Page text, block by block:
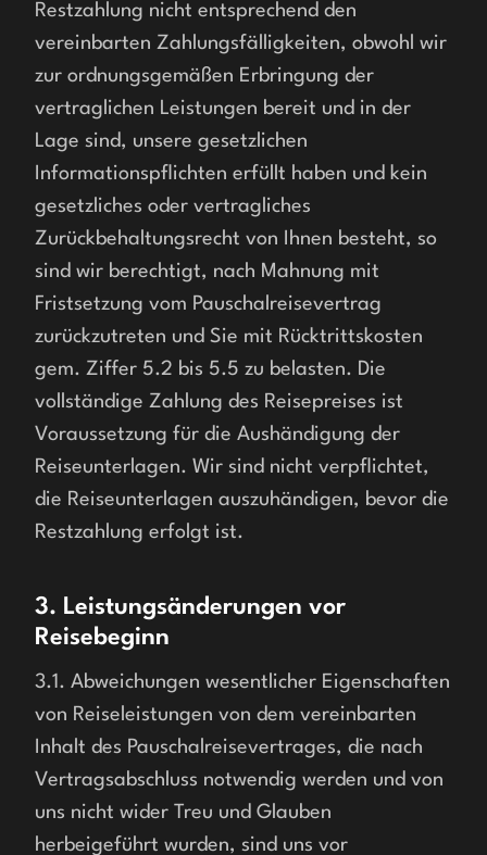
Restzahlung nicht entsprechend den
vereinbarten Zahlungsfälligkeiten, obwohl wir
zur ordnungsgemäßen Erbringung der
vertraglichen Leistungen bereit und in der
Lage sind, unsere gesetzlichen
Informationspflichten erfüllt haben und kein
gesetzliches oder vertragliches
Zurückbehaltungsrecht von Ihnen besteht, so
sind wir berechtigt, nach Mahnung mit
Fristsetzung vom Pauschalreisevertrag
zurückzutreten und Sie mit Rücktrittskosten
gem. Ziffer 5.2 bis 5.5 zu belasten. Die
vollständige Zahlung des Reisepreises ist
Voraussetzung für die Aushändigung der
Reiseunterlagen. Wir sind nicht verpflichtet,
die Reiseunterlagen auszuhändigen, bevor die
Restzahlung erfolgt ist.
3. Leistungsänderungen vor
Reisebeginn
3.1. Abweichungen wesentlicher Eigenschaften
von Reiseleistungen von dem vereinbarten
Inhalt des Pauschalreisevertrages, die nach
Vertragsabschluss notwendig werden und von
uns nicht wider Treu und Glauben
herbeigeführt wurden, sind uns vor